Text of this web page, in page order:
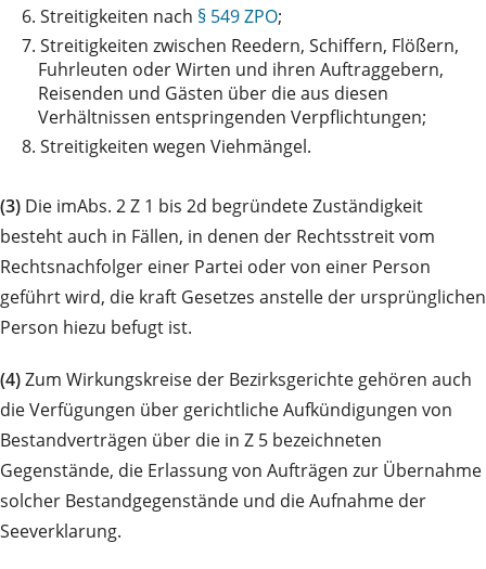
6. Streitigkeiten nach § 549 ZPO;
7. Streitigkeiten zwischen Reedern, Schiffern, Flößern,
Fuhrleuten oder Wirten und ihren Auftraggebern,
Reisenden und Gästen über die aus diesen
Verhältnissen entspringenden Verpflichtungen;
8. Streitigkeiten wegen Viehmängel.
(3) Die imAbs. 2 Z 1 bis 2d begründete Zuständigkeit
besteht auch in Fällen, in denen der Rechtsstreit vom
Rechtsnachfolger einer Partei oder von einer Person
geführt wird, die kraft Gesetzes anstelle der ursprünglichen
Person hiezu befugt ist.
(4)Zum Wirkungskreise der Bezirksgerichte gehören auch
die Verfügungen über gerichtliche Aufkündigungen von
Bestandverträgen über die in Z 5 bezeichneten
Gegenstände, die Erlassung von Aufträgen zur Übernahme
solcher Bestandgegenstände und die Aufnahme der
Seeverklarung.